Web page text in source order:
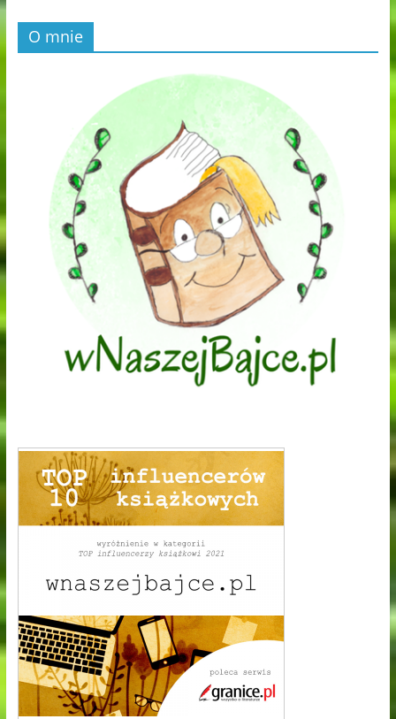
O mnie